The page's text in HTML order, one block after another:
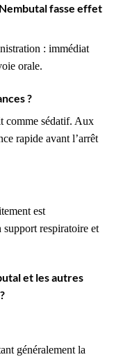
fasse effet
: immédiat
orale.
?
comme sédatif. Aux
rapide avant l’arrêt
est
respiratoire et
et les autres
généralement la